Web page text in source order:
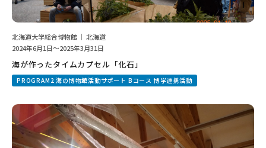
北海道大学総合博物館 ｜ 北海道
2024年6月1日～2025年3月31日
海が作ったタイムカプセル「化石」
PROGRAM2 海の博物館活動サポート Bコース 博学連携活動